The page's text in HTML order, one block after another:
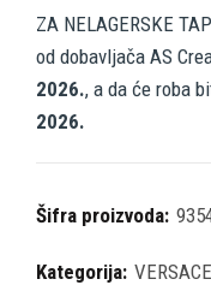
ZA NELAGERSKE
od dobavljača AS
2026., a da će roba
2026.
Šifra proizvoda:
Kategorija: VERSACE